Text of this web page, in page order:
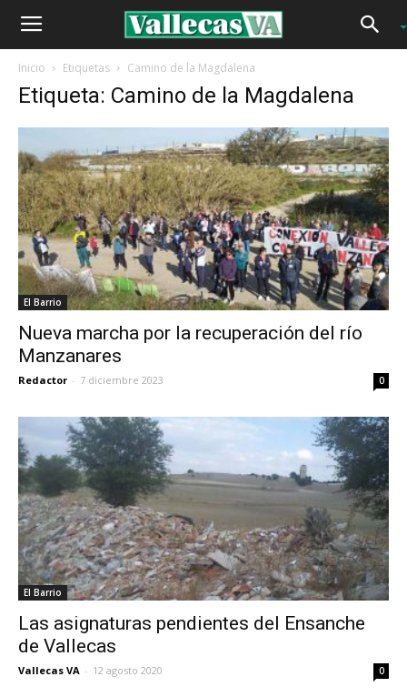
Inicio Etiquetas Camino de la Magdalena
Etiqueta: Camino de la Magdalena
El Barrio
Nueva marcha por la recuperación del río
Manzanares
Redactor - 7 diciembre 2023 0
El Barrio
Las asignaturas pendientes del Ensanche
de Vallecas
Vallecas VA - 12 agosto 2020 0